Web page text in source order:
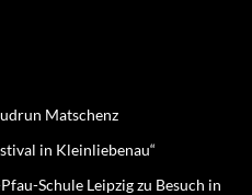
Matschenz
in Kleinliebenau“
Schule Leipzig zu Besuch in